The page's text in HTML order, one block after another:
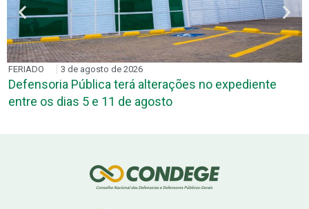
FERIADO 3 de agosto de 2026
Defensoria Pública terá alterações no expediente
entre os dias 5 e 11 de agosto